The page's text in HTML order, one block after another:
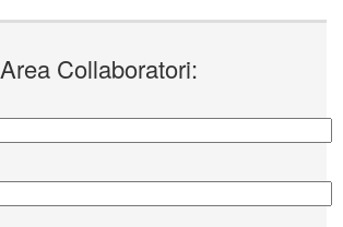
Area Collaboratori: